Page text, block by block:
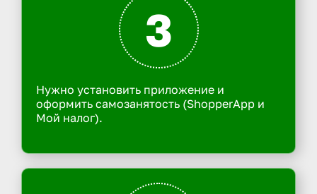
3
Нужно установить приложение и
оформить самозанятость (ShopperApp и
Мой налог).